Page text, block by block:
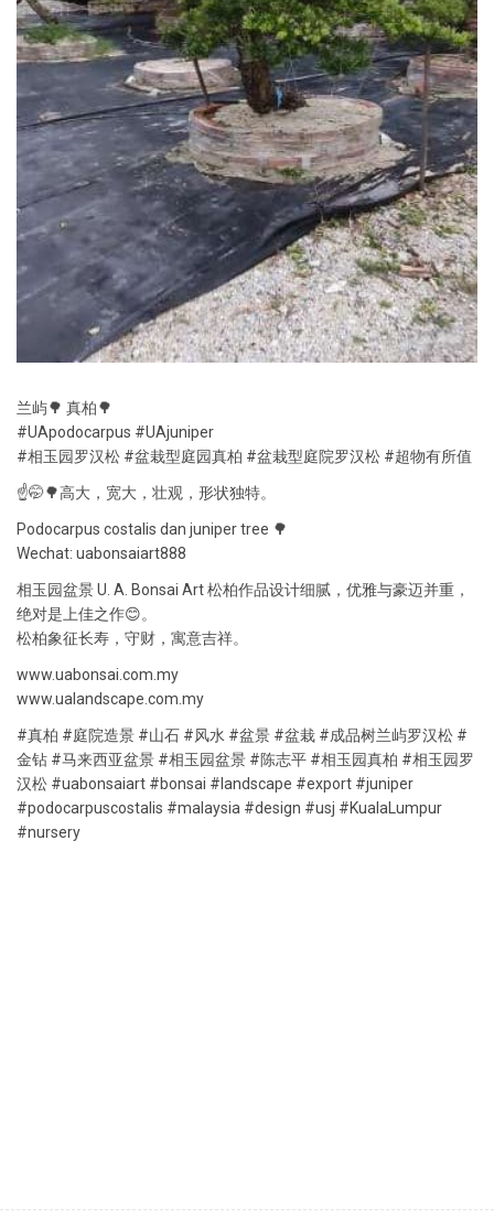
兰屿🌳 真柏🌳
#UApodocarpus #UAjuniper
#相玉园罗汉松 #盆栽型庭园真柏 #盆栽型庭院罗汉松 #超物有所值
☝️🤭🌳高大，宽大，壮观，形状独特。
Podocarpus costalis dan juniper tree 🌳
Wechat: uabonsaiart888
相玉园盆景 U. A. Bonsai Art 松柏作品设计细腻，优雅与豪迈并重，
绝对是上佳之作😊。
松柏象征长寿，守财，寓意吉祥。
www.uabonsai.com.my
www.ualandscape.com.my
#真柏 #庭院造景 #山石 #风水 #盆景 #盆栽 #成品树兰屿罗汉松 #
金钻 #马来西亚盆景 #相玉园盆景 #陈志平 #相玉园真柏 #相玉园罗
汉松 #uabonsaiart #bonsai #landscape #export #juniper
#podocarpuscostalis #malaysia #design #usj #KualaLumpur
#nursery